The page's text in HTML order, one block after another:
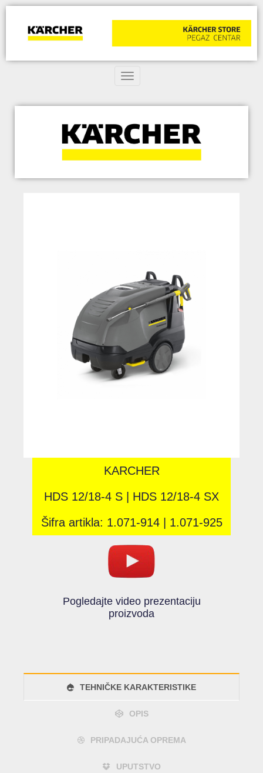
Toggle navigation
KARCHER
HDS 12/18-4 S | HDS 12/18-4 SX
Šifra artikla: 1.071-914 | 1.071-925
Pogledajte video prezentaciju
proizvoda
TEHNIČKE KARAKTERISTIKE
OPIS
PRIPADAJUĆA OPREMA
UPUTSTVO